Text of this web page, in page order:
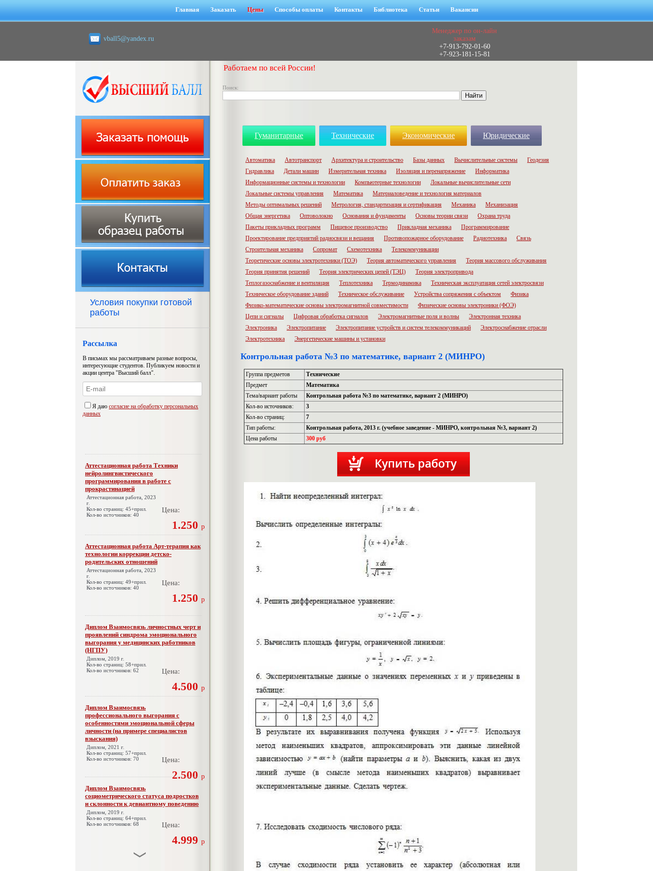
Главная Заказать Цены Способы оплаты Контакты Библиотека Статьи Вакансии
vball5@yandex.ru
Менеджер по он-лайн
заказам
+7-913-792-01-60
+7-923-181-15-81
Работаем по всей России!
Поиск:
Условия покупки готовой
работы
Рассылка
В письмах мы рассматриваем разные вопросы,
интересующие студентов. Публикуем новости и
акции центра "Высший балл".
Я даю согласие на обработку персональных
данных
Аттестационная работа Техники
нейролингвистического
программирования в работе с
прокрастинацией
Аттестационная работа, 2023
г.
Кол-во страниц: 45+прил.
Кол-во источников: 40
Цена:
1.250 р
Аттестационная работа Арт-терапия как
технологии коррекции детско-
родительских отношений
Аттестационная работа, 2023
г.
Кол-во страниц: 49+прил.
Кол-во источников: 40
Цена:
1.250 р
Диплом Взаимосвязь личностных черт и
проявлений синдрома эмоционального
выгорания у медицинских работников
(НГПУ)
Диплом, 2019 г.
Кол-во страниц: 58+прил.
Кол-во источников: 62
Цена:
4.500 р
Диплом Взаимосвязь
профессионального выгорания с
особенностями эмоциональной сферы
личности (на примере специалистов
взыскания)
Диплом, 2021 г.
Кол-во страниц: 57+прил.
Кол-во источников: 70
Цена:
2.500 р
Диплом Взаимосвязь
социометрического статуса подростков
и склонности к девиантному поведению
Диплом, 2019 г.
Кол-во страниц: 64+прил.
Кол-во источников: 68
Цена:
4.999 р
Гуманитарные Технические Экономические Юридические
Автоматика Автотранспорт Архитектура и строительство Базы данных Вычислительные системы
Геодезия
Гидравлика
Детали машин Измерительная техника Изоляция и перенапряжение
Информатика
Информационные системы и технологии
Компьютерные технологии
Локальные вычислительные сети
Локальные системы управления
Математика
Материаловедение и технология материалов
Методы оптимальных решений
Метрология, стандартизация и сертификация Механика
Механизация
Общая энергетика
Оптоволокно Основания и фундаменты Основы теории связи
Охрана труда
Пакеты прикладных программ
Пищевое производство Прикладная механика
Программирование
Проектирование предприятий радиосвязи и вещания
Противопожарное оборудование Радиотехника
Связь
Строительная механика
Сопромат Схемотехника
Телекоммуникации
Теоретические основы электротехники (ТОЭ)
Теория автоматического управления
Теория массового обслуживания
Теория принятия решений
Теория электрических цепей (ТЭЦ)
Теория электропривода
Теплогазоснабжение и вентиляция
Теплотехника Термодинамика
Техническая эксплуатация сетей электросвязи
Техническое оборудование зданий
Техническое обслуживание Устройства сопряжения с объектом
Физика
Физико-математические основы электромагнитной совместимости
Физические основы электроники (ФОЭ)
Цепи и сигналы
Цифровая обработка сигналов Электромагнитные поля и волны
Электронная техника
Электроника
Электропитание Электропитание устройств и систем телекоммуникаций
Электроснабжение отрасли
Электротехника
Энергетические машины и установки
Контрольная работа №3 по математике, вариант 2 (МИНРО)
Группа предметов
Технические
Предмет
Математика
Тема/вариант работы
Контрольная работа №3 по математике, вариант 2 (МИНРО)
Кол-во источников:
3
Кол-во страниц:
7
Тип работы:
Контрольная работа, 2013 г. (учебное заведение - МИНРО, контрольная №3, вариант 2)
Цена работы
300 руб